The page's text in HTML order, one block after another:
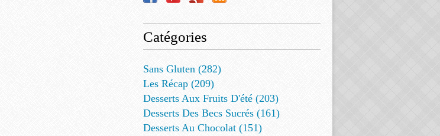
Catégories
Sans Gluten (282)
Les Récap (209)
Desserts Aux Fruits D'été (203)
Desserts Des Becs Sucrés (161)
Desserts Au Chocolat (151)